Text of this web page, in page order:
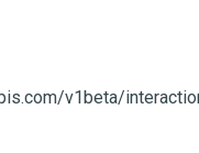
v1beta/